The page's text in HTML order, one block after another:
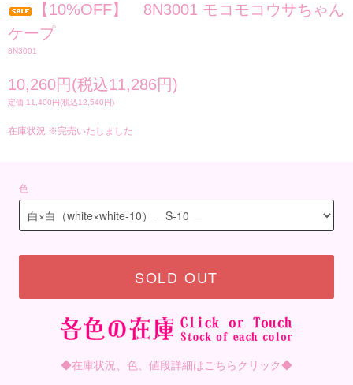
【10%OFF】 8N3001 モコモコウサちゃん
ケープ
8N3001
10,260円(税込11,286円)
定価 11,400円(税込12,540円)
在庫状況 ※完売いたしました
色
SOLD OUT
◆在庫状況、色、値段詳細はこちらクリック◆